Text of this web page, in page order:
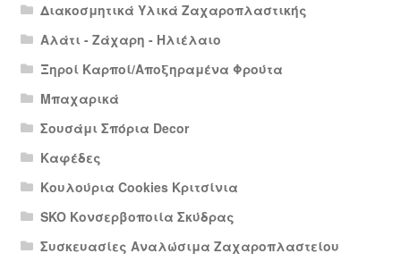
Διακοσμητικά Υλικά Ζαχαροπλαστικής
Αλάτι - Ζάχαρη - Ηλιέλαιο
Ξηροί Καρποί/Αποξηραμένα Φρούτα
Μπαχαρικά
Σουσάμι Σπόρια Decor
Καφέδες
Κουλούρια Cookies Κριτσίνια
SKO Κονσερβοποιία Σκύδρας
Συσκευασίες Αναλώσιμα Ζαχαροπλαστείου